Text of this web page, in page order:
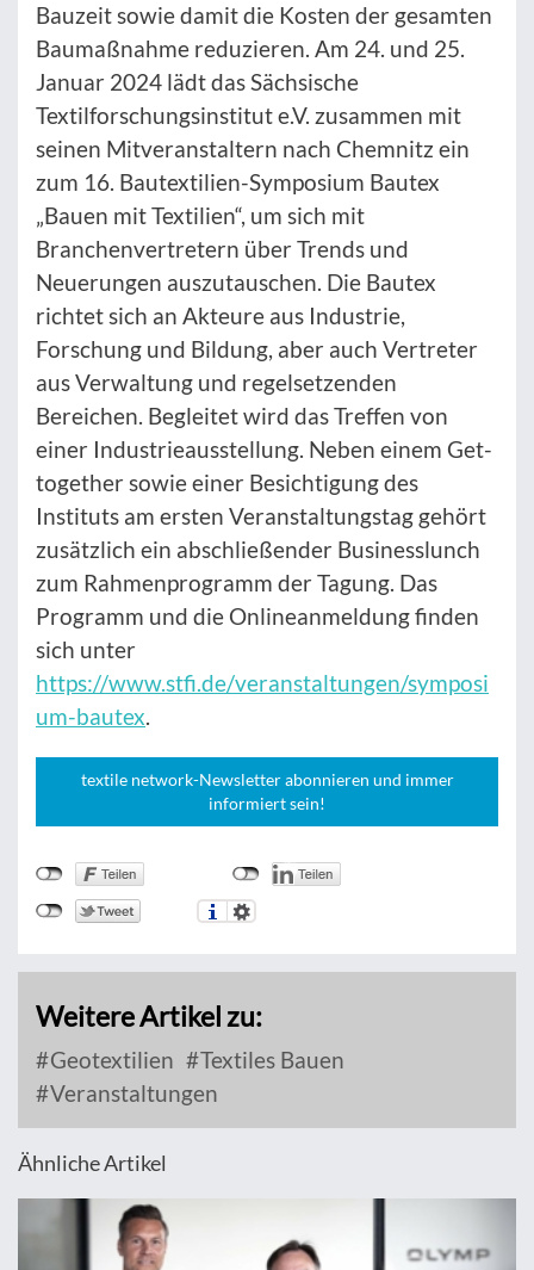
Bauzeit sowie damit die Kosten der gesamten
Baumaßnahme reduzieren. Am 24. und 25.
Januar 2024 lädt das Sächsische
Textilforschungsinstitut e.V. zusammen mit
seinen Mitveranstaltern nach Chemnitz ein
zum 16. Bautextilien-Symposium Bautex
„Bauen mit Textilien“, um sich mit
Branchenvertretern über Trends und
Neuerungen auszutauschen. Die Bautex
richtet sich an Akteure aus Industrie,
Forschung und Bildung, aber auch Vertreter
aus Verwaltung und regelsetzenden
Bereichen. Begleitet wird das Treffen von
einer Industrieausstellung. Neben einem Get-
together sowie einer Besichtigung des
Instituts am ersten Veranstaltungstag gehört
zusätzlich ein abschließender Businesslunch
zum Rahmenprogramm der Tagung. Das
Programm und die Onlineanmeldung finden
sich unter
https://www.stfi.de/veranstaltungen/symposi
um-bautex.
textile network-Newsletter abonnieren und immer
informiert sein!
Weitere Artikel zu:
Geotextilien
Textiles Bauen
Veranstaltungen
Ähnliche Artikel